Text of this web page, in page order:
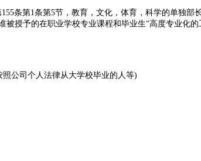
条第1条第5节，教育，文化，体育，科学的单独
授予的在职业学校专业课程和毕业生“高度专业化
公司个人法律从大学校毕业的人等)